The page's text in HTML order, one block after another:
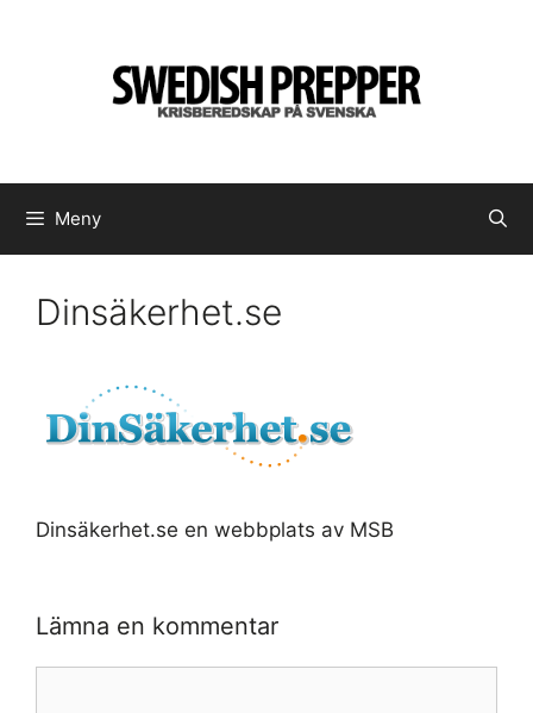
Meny
Dinsäkerhet.se
Dinsäkerhet.se en webbplats av MSB
Lämna en kommentar